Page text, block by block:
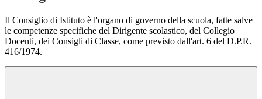
Il Consiglio di Istituto è l'organo di governo della scuola, fatte salve
le competenze specifiche del Dirigente scolastico, del Collegio
Docenti, dei Consigli di Classe, come previsto dall'art. 6 del D.P.R.
416/1974.